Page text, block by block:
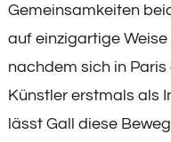
Gemeinsamkeiten
auf einzigartige
nachdem sich in
Künstler erstmals als
lässt Gall diese